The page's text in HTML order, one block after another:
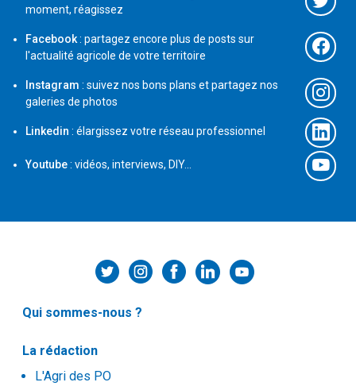
moment, réagissez
Facebook: partagez encore plus de posts sur
l'actualité agricole de votre territoire
Instagram : suivez nos bons plans et partagez nos
galeries de photos
Linkedin : élargissez votre réseau professionnel
Youtube: vidéos, interviews, DIY...
Qui sommes-nous ?
La rédaction
L'Agri des PO